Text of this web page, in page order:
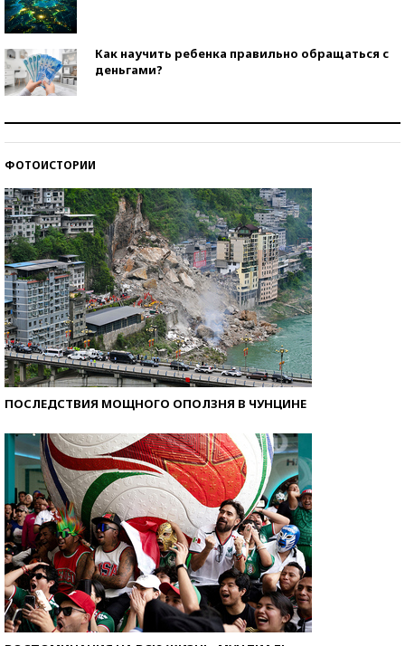
Как научить ребенка правильно обращаться с
деньгами?
ФОТОИСТОРИИ
ПОСЛЕДСТВИЯ МОЩНОГО ОПОЛЗНЯ В ЧУНЦИНЕ